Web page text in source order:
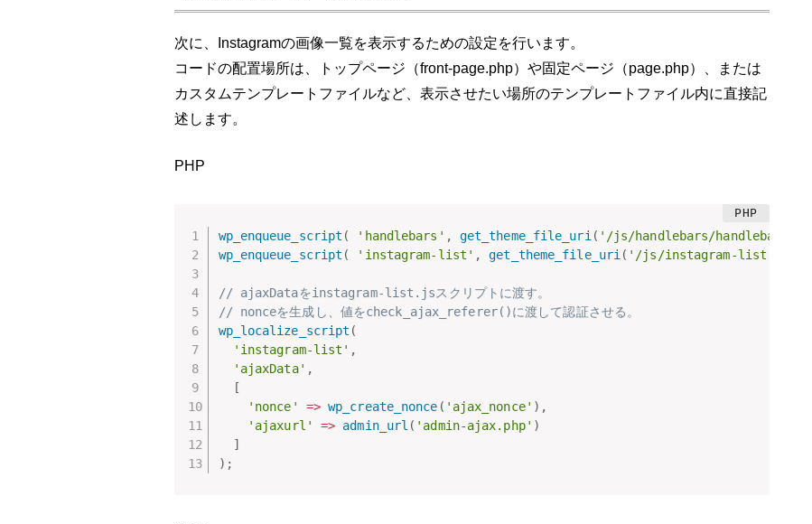
次に、Instagramの画像一覧を表示するための設定を行います。
コードの配置場所は、トップページ（front-page.php）や固定ページ（page.php）、または
カスタムテンプレートファイルなど、表示させたい場所のテンプレートファイル内に直接記
述します。
PHP
wp_enqueue_script ( 'handlebars' , get_theme_file_uri ( '/js/handlebars/handlebars.js'
wp_enqueue_script ( 'instagram-list' , get_theme_file_uri ( '/js/instagram-list.js'
// ajaxDataをinstagram-list.jsスクリプトに渡す。
// nonceを生成し、値をcheck_ajax_referer()に渡して認証させる。
wp_localize_script (
'instagram-list' ,
'ajaxData' ,
[
'nonce'
=> wp_create_nonce ( 'ajax_nonce' ) ,
'ajaxurl'
=> admin_url ( 'admin-ajax.php' )
]
) ;